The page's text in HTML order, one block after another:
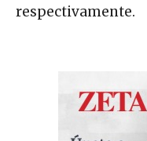
respectivamente.